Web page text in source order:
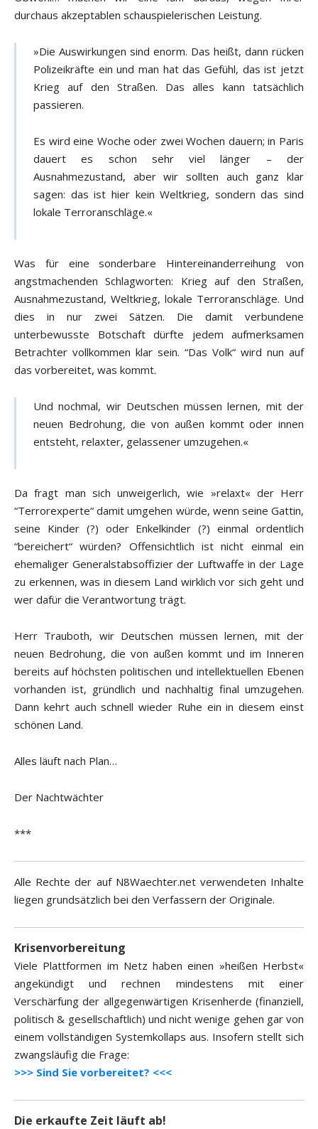
durchaus akzeptablen schauspielerischen Leistung.
»Die Auswirkungen sind enorm. Das heißt, dann rücken
Polizeikräfte ein und man hat das Gefühl, das ist jetzt
Krieg auf den Straßen. Das alles kann tatsächlich
passieren.
Es wird eine Woche oder zwei Wochen dauern; in Paris
dauert es schon sehr viel länger – der
Ausnahmezustand, aber wir sollten auch ganz klar
sagen: das ist hier kein Weltkrieg, sondern das sind
lokale Terroranschläge.«
Was für eine sonderbare Hintereinanderreihung von
angstmachenden Schlagworten: Krieg auf den Straßen,
Ausnahmezustand, Weltkrieg, lokale Terroranschläge. Und
dies in nur zwei Sätzen. Die damit verbundene
unterbewusste Botschaft dürfte jedem aufmerksamen
Betrachter vollkommen klar sein. “Das Volk“ wird nun auf
das vorbereitet, was kommt.
Und nochmal, wir Deutschen müssen lernen, mit der
neuen Bedrohung, die von außen kommt oder innen
entsteht, relaxter, gelassener umzugehen.«
Da fragt man sich unweigerlich, wie »relaxt« der Herr
“Terrorexperte“ damit umgehen würde, wenn seine Gattin,
seine Kinder (?) oder Enkelkinder (?) einmal ordentlich
“bereichert“ würden? Offensichtlich ist nicht einmal ein
ehemaliger Generalstabsoffizier der Luftwaffe in der Lage
zu erkennen, was in diesem Land wirklich vor sich geht und
wer dafür die Verantwortung trägt.
Herr Trauboth, wir Deutschen müssen lernen, mit der
neuen Bedrohung, die von außen kommt und im Inneren
bereits auf höchsten politischen und intellektuellen Ebenen
vorhanden ist, gründlich und nachhaltig final umzugehen.
Dann kehrt auch schnell wieder Ruhe ein in diesem einst
schönen Land.
Alles läuft nach Plan…
Der Nachtwächter
***
Alle Rechte der auf N8Waechter.net verwendeten Inhalte
liegen grundsätzlich bei den Verfassern der Originale.
Krisenvorbereitung
Viele Plattformen im Netz haben einen »heißen Herbst«
angekündigt und rechnen mindestens mit einer
Verschärfung der allgegenwärtigen Krisenherde (finanziell,
politisch & gesellschaftlich) und nicht wenige gehen gar von
einem vollständigen Systemkollaps aus. Insofern stellt sich
zwangsläufig die Frage:
>>> Sind Sie vorbereitet? <<<
Die erkaufte Zeit läuft ab!